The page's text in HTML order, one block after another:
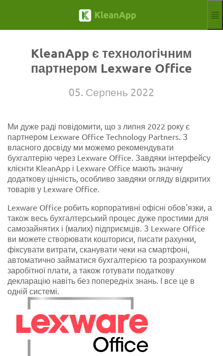
Hilfe
Вебінари
Робочих місць
Оголосити
Безкоштовна пробна версія
UKAktuelle
KleanApp є технологічним
партнером Lexware Office
05. Серпень 2022
Ми дуже раді повідомити, що з липня 2022 року є
партнером Lexware Office Technology Partners. З
власного досвіду ми можемо рекомендувати
бухгалтерію через Lexware Office. Завдяки інтерфейсу
клієнти KleanApp і Lexware Office мають значну
додаткову цінність, особливо завдяки огляду відкритих
товарів у Lexware Office.
Lexware Office робить корпоративні офісні обов'язки, а
також весь бухгалтерський процес дуже простими для
самозайнятих і (малих) підприємців. З Lexware Office
ви можете створювати кошториси, писати рахунки,
фіксувати витрати, сканувати чеки на смартфоні,
автоматично займатися бухгалтерією та розрахунком
заробітної плати, а також готувати податкову
декларацію навіть без попередніх знань. І все це в
одній системі.